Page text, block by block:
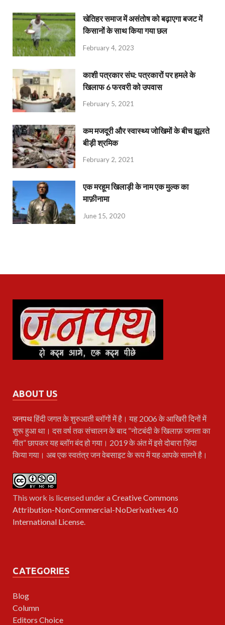
खेतिहर समाज में असंतोष को बढ़ाएगा बजट में
किसानों के साथ किया गया छल
February 4, 2023
काशी पत्रकार संघ: पत्रकारों पर हमले के
खिलाफ 6 फरवरी को उपवास
February 5, 2021
कम मजदूरी और स्वास्थ्य जोखिमों के बीच झूलते
बीड़ी श्रमिक
February 2, 2021
एक मरहूम खिलाड़ी के नाम एक मुल्क का
माफ़ीनामा
June 15, 2020
ABOUT US
जनपथहिंदी जगत के शुरुआती ब्लॉगों में है। यह 2006 के आखिरी दिनों में
शुरू हुआ था। दस वर्ष तक संचालन के बाद “नोटबंदी के खिलाफ़ जनता का
गीत” छापकर यह ब्लॉग बंद हो गया। 2019 के अंत में इसे दोबारा ज़िंदा
किया गया। अब एक स्वतंत्र जन वेबसाइट के रूप में यह आपके सामने है।
This work is licensed under aCreative Commons
Attribution-NonCommercial-NoDerivatives 4.0
International License.
CATEGORIES
Blog
Column
Editors Choice